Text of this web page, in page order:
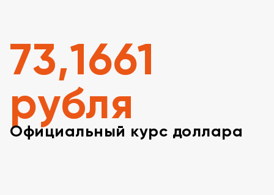
73,1661
рубля
Официальный курс доллара